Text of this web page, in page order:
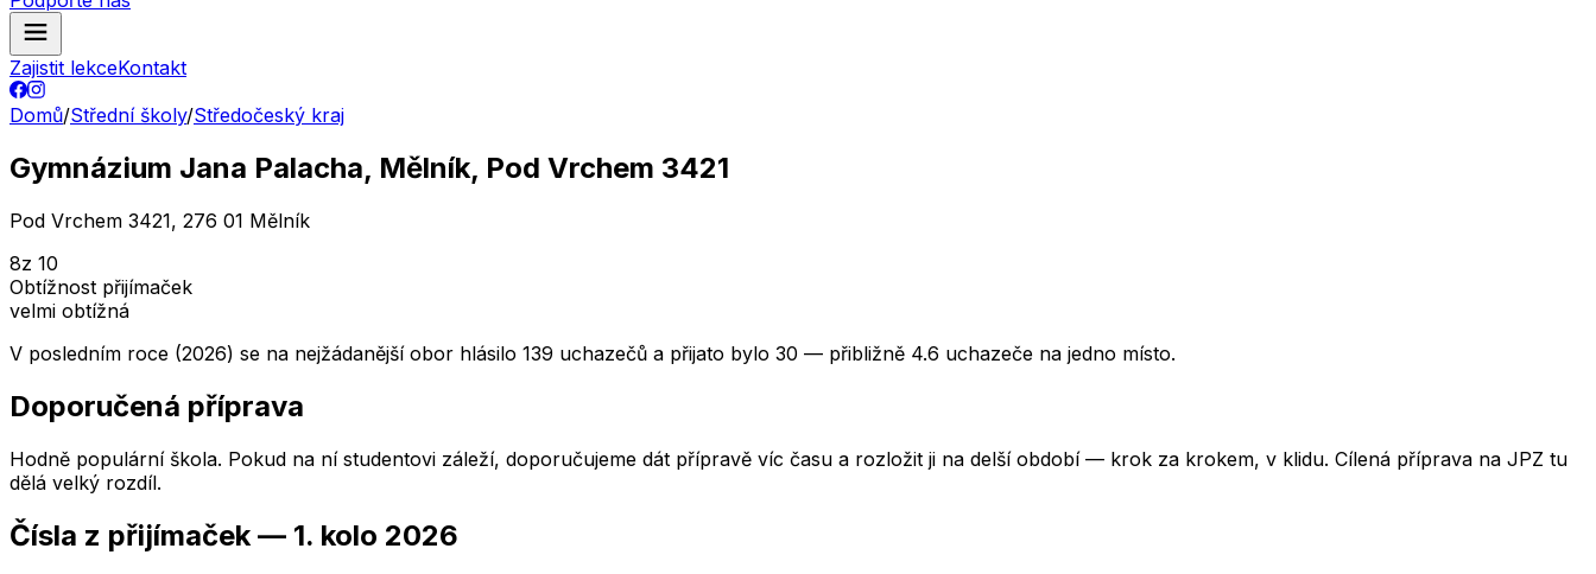
Zajistit lekceKontakt
Domů/Střední školy/Středočeský kraj
Gymnázium Jana Palacha, Mělník, Pod Vrchem 3421
Pod Vrchem 3421, 276 01 Mělník
8z 10
Obtížnost přijímaček
velmi obtížná
V posledním roce (2026) se na nejžádanější obor hlásilo 139 uchazečů a přijato bylo 30 — přibližně 4.6 uchazeče na jedno místo.
Doporučená příprava
Hodně populární škola. Pokud na ní studentovi záleží, doporučujeme dát přípravě víc času a rozložit ji na delší období — krok za krokem, v klidu. Cílená příprava na JPZ tu
dělá velký rozdíl.
Čísla z přijímaček — 1. kolo 2026